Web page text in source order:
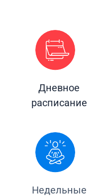
Дневное
расписание
Недельные